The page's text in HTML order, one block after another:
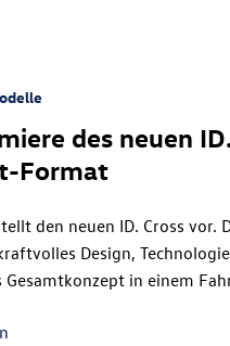
des neuen
Format
den neuen ID. Cross vor.
Design,
Gesamtkonzept in einem
und Kompaktsegment